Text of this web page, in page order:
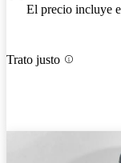
El precio incluye
Trato justo